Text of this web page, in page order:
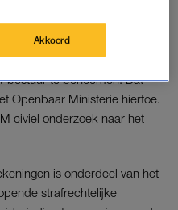
donderdag om Van
de stichting te schorsen uit
bestuur te benoemen. Dat
Openbaar Ministerie hiertoe.
civiel onderzoek naar het
is onderdeel van het
strafrechtelijke
Akkoord